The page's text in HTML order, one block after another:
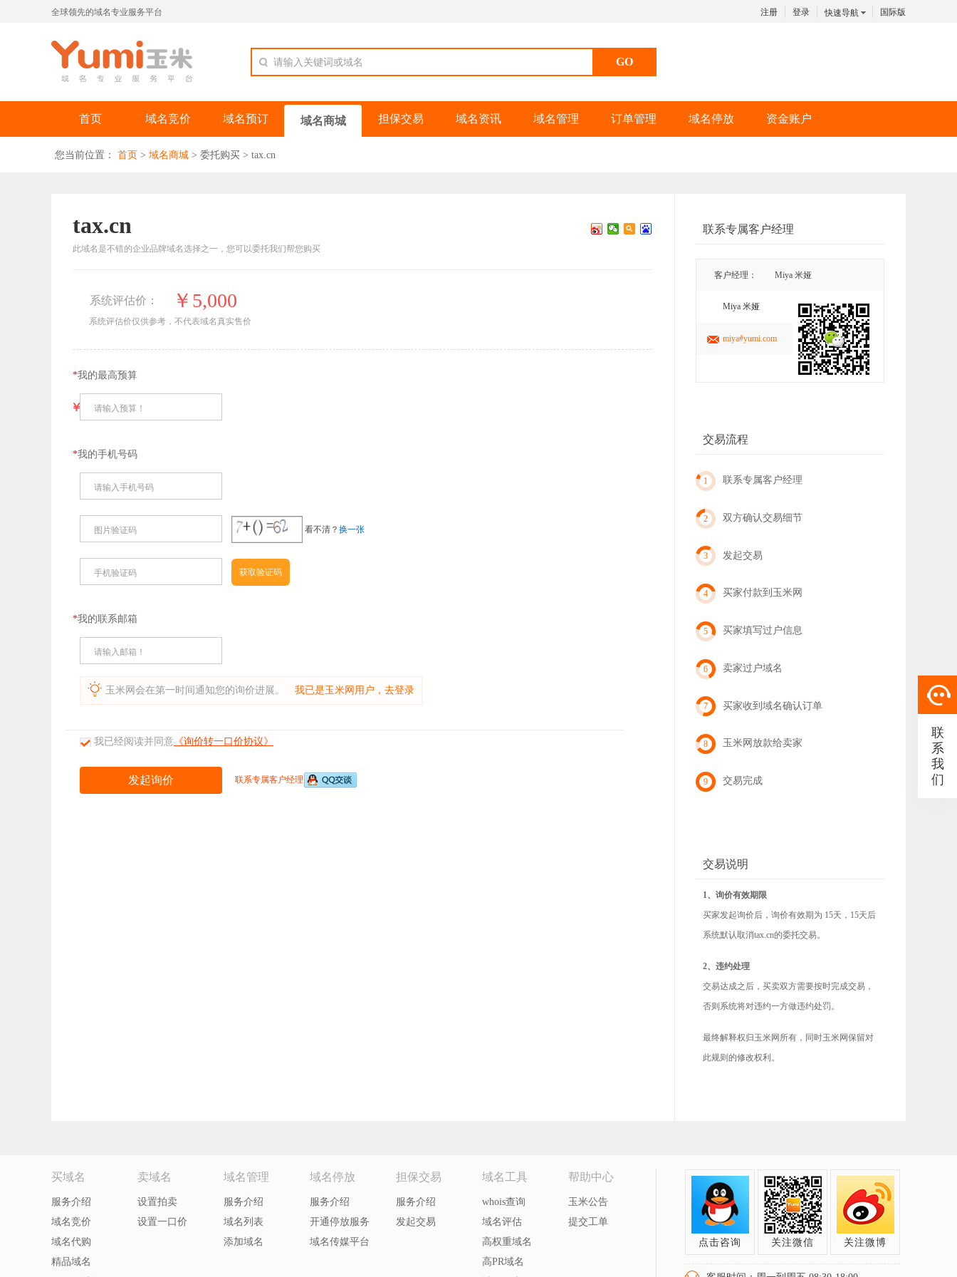
全球领先的域名专业服务平台 注册 登录 快速导航 国际版
请输入关键词或域名
首页 域名竞价 域名预订 域名商城 担保交易 域名资讯 域名管理 订单管理 域名停放 资金账户
您当前位置： 首页 > 域名商城 > 委托购买 > tax.cn
tax.cn
此域名是不错的企业品牌域名选择之一，您可以委托我们帮您购买
系统评估价： ￥5,000
系统评估价仅供参考，不代表域名真实售价
*我的最高预算
￥ 请输入预算！
*我的手机号码
请输入手机号码
图片验证码 看不清？ 换一张
手机验证码
*我的联系邮箱
请输入邮箱！
玉米网会在第一时间通知您的询价进展。 我已是玉米网用户，去登录
我已经阅读并同意 《询价转一口价协议》
联系专属客户经理
联系专属客户经理
客户经理： Miya 米娅
Miya 米娅
miya#yumi.com
交易流程
1 联系专属客户经理
2 双方确认交易细节
3 发起交易
4 买家付款到玉米网
5 买家填写过户信息
6 卖家过户域名
7 买家收到域名确认订单
8 玉米网放款给卖家
9 交易完成
交易说明
1、询价有效期限
买家发起询价后，询价有效期为 15天，15天后
系统默认取消tax.cn的委托交易。
2、违约处理
交易达成之后，买卖双方需要按时完成交易，
否则系统将对违约一方做违约处罚。
最终解释权归玉米网所有，同时玉米网保留对
此规则的修改权利。
买域名
服务介绍
域名竞价
域名代购
精品域名
卖域名
设置拍卖
设置一口价
域名管理
服务介绍
域名列表
添加域名
域名停放
服务介绍
开通停放服务
域名传媒平台
担保交易
服务介绍
发起交易
域名工具
whois查询
域名评估
高权重域名
高PR域名
帮助中心
玉米公告
提交工单
点击咨询
关注微信 关注微博
联
系
我
们